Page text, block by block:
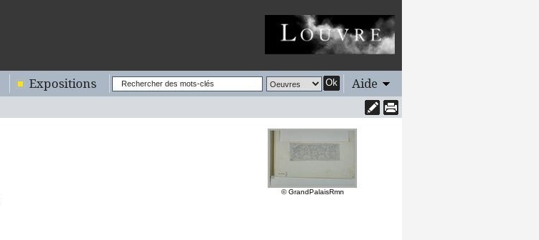
Expositions Ok Aide
© GrandPalaisRmn